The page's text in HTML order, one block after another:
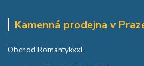
Kamenná prodejna v
Obchod Romantykxxl